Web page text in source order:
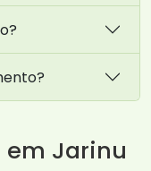
em Jarinu